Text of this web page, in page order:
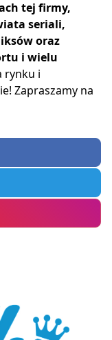
tej firmy,
seriali,
oraz
i wielu
rynku i
Zapraszamy na